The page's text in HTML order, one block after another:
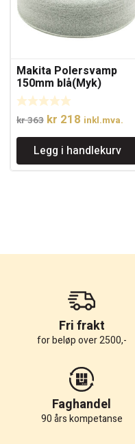
Makita Polersvamp
150mm blå(Myk)
kr363 Opprinnelig
pris
var:
kr 363.
kr 218 Nåværende
pris
er:
kr 218.
inkl.mva.
Legg i handlekurv
Fri frakt
for beløp over 2500,-
Faghandel
90 års kompetanse